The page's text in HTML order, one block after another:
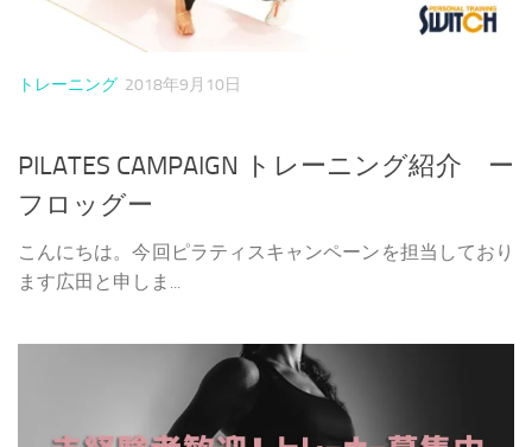
トレーニング 2018年9月10日
PILATES CAMPAIGN トレーニング紹介 ー
フロッグー
こんにちは。今回ピラティスキャンペーンを担当しており
ます広田と申しま...